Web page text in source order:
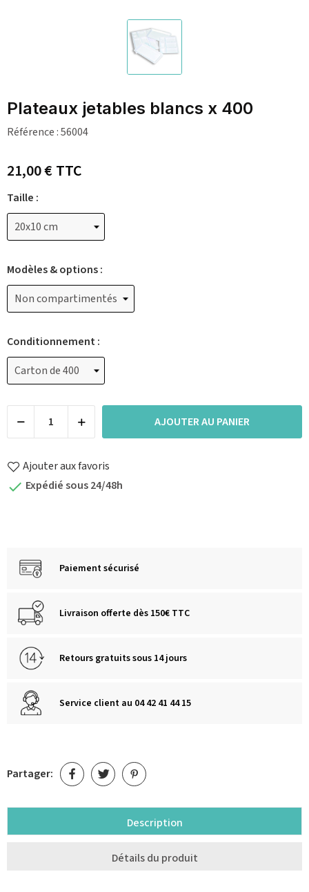
Plateaux jetables blancs x 400
Référence :56004
21,00 €TTC
Taille :
Modèles & options :
Conditionnement :
AJOUTER AU PANIER
Ajouter aux favoris
 Expédié sous 24/48h
Paiement sécurisé
Livraison offerte dès 150€ TTC
Retours gratuits sous 14 jours
Service client au 04 42 41 44 15
Partager:
Description
Détails du produit